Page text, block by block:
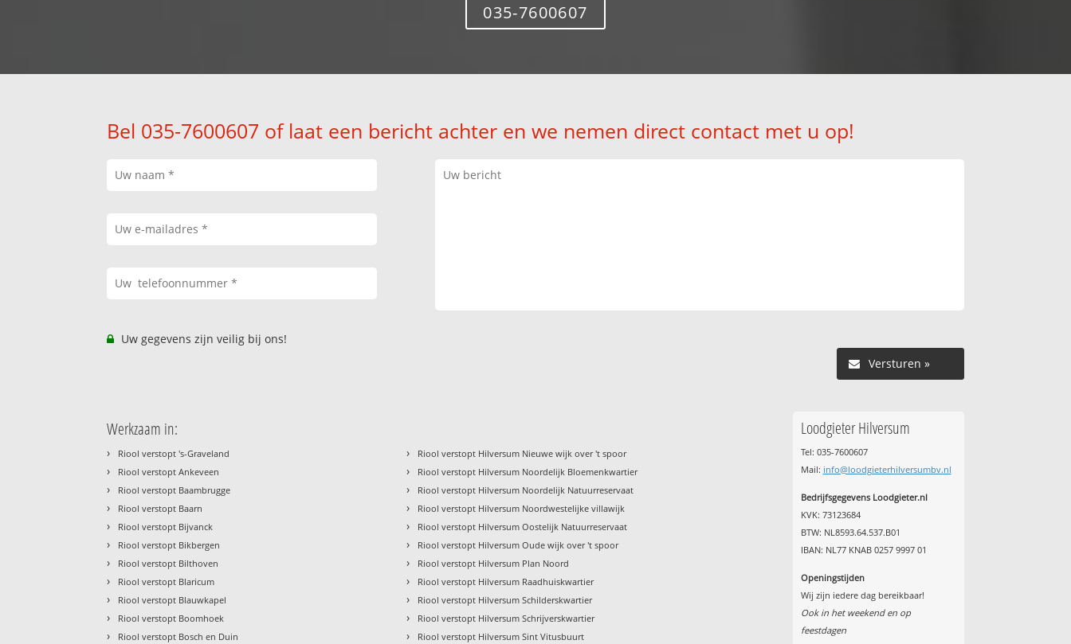
035-7600607
Bel 035-7600607 of laat een bericht achter en we nemen direct contact met u op!
Uw gegevens zijn veilig bij ons!
Versturen »
Werkzaam in:
› Riool verstopt 's-Graveland
› Riool verstopt Ankeveen
› Riool verstopt Baambrugge
› Riool verstopt Baarn
› Riool verstopt Bijvanck
› Riool verstopt Bikbergen
› Riool verstopt Bilthoven
› Riool verstopt Blaricum
› Riool verstopt Blauwkapel
› Riool verstopt Boomhoek
› Riool verstopt Bosch en Duin
› Riool verstopt Hilversum Nieuwe wijk over 't spoor
› Riool verstopt Hilversum Noordelijk Bloemenkwartier
› Riool verstopt Hilversum Noordelijk Natuurreservaat
› Riool verstopt Hilversum Noordwestelijke villawijk
› Riool verstopt Hilversum Oostelijk Natuurreservaat
› Riool verstopt Hilversum Oude wijk over 't spoor
› Riool verstopt Hilversum Plan Noord
› Riool verstopt Hilversum Raadhuiskwartier
› Riool verstopt Hilversum Schilderskwartier
› Riool verstopt Hilversum Schrijverskwartier
› Riool verstopt Hilversum Sint Vitusbuurt
Loodgieter Hilversum
Tel: 035-7600607
Mail: info@loodgieterhilversumbv.nl
Bedrijfsgegevens Loodgieter.nl
KVK: 73123684
BTW: NL8593.64.537.B01
IBAN: NL77 KNAB 0257 9997 01
Openingstijden
Wij zijn iedere dag bereikbaar!
Ook in het weekend en op
feestdagen